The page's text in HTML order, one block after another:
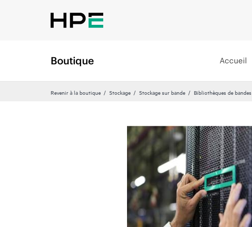
Boutique Accueil
Revenir à la boutique Stockage Stockage sur bande Bibliothèques de bandes